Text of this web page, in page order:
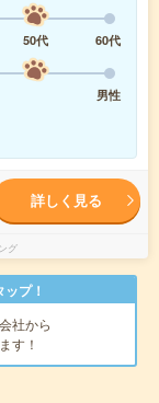
50代
60代
男性
詳しく見る
グ
プ！
社から
す！